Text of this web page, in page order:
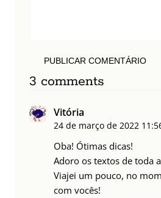
PUBLICAR COMENTÁRIO
3 comments
Vitória
24 de março de 2022
Oba! Ótimas dicas!
Adoro os textos de toda
Viajei um pouco, no
com vocês!